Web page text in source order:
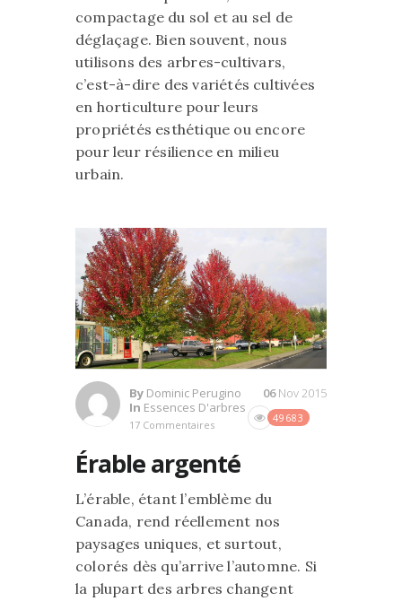
compactage du sol et au sel de
déglaçage. Bien souvent, nous
utilisons des arbres-cultivars,
c’est-à-dire des variétés cultivées
en horticulture pour leurs
propriétés esthétique ou encore
pour leur résilience en milieu
urbain.
By Dominic Perugino
In Essences D'arbres
17 Commentaires
49683
06Nov 2015
Érable argenté
L’érable, étant l’emblème du
Canada, rend réellement nos
paysages uniques, et surtout,
colorés dès qu’arrive l’automne. Si
la plupart des arbres changent